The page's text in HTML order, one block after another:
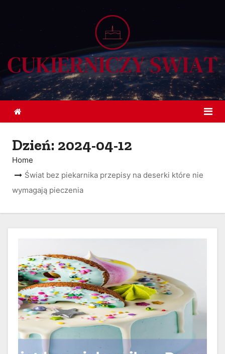
o
c
Dzień: 2024-04-12
Home
Świat bez piekarnika przepisy na deserki które nie
wymagają pieczenia